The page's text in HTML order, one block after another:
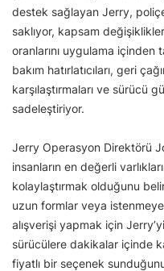
destek sağlayan Jerry,
saklıyor, kapsam
oranlarını uygulama içinden
bakım hatırlatıcıları, geri
karşılaştırmaları ve sürücü
sadeleştiriyor.
Jerry Operasyon Direktörü
insanların en değerli
kolaylaştırmak olduğunu
uzun formlar veya
alışverişi yapmak için
sürücülere dakikalar içinde
fiyatlı bir seçenek